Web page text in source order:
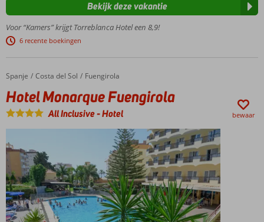
Snel in
Torremolinos
tuin met 2
zwembaden
All
inclusive
genieten!
Voor “Kamers” krijgt Torreblanca Hotel een 8,9!
6 recente boekingen
Bekijk deze vakantie
Home
Spanje Costa del Sol Fuengirola
Hotel Monarque Fuengirola
Hotel Monarque Fuengirola
All Inclusive-Hotel bewaar